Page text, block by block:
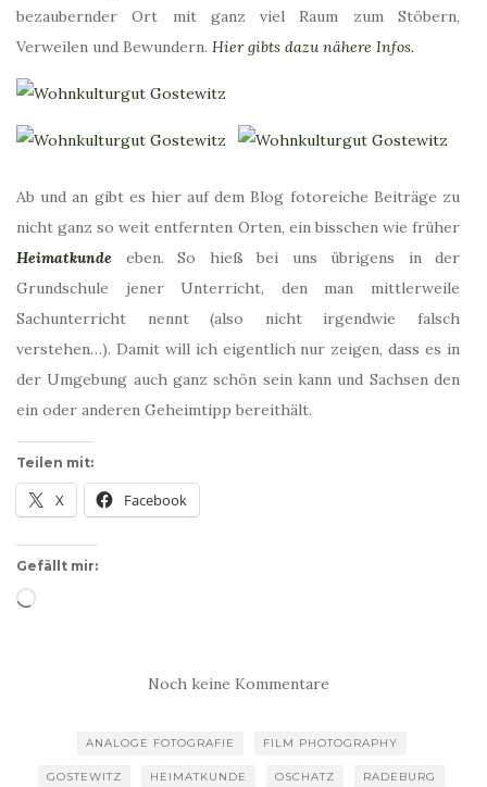
bezaubernder Ort mit ganz viel Raum zum Stöbern,
Verweilen und Bewundern. Hier gibts dazu nähere Infos.
Ab und an gibt es hier auf dem Blog fotoreiche Beiträge zu
nicht ganz so weit entfernten Orten, ein bisschen wie früher
Heimatkunde eben. So hieß bei uns übrigens in der
Grundschule jener Unterricht, den man mittlerweile
Sachunterricht nennt (also nicht irgendwie falsch
verstehen…). Damit will ich eigentlich nur zeigen, dass es in
der Umgebung auch ganz schön sein kann und Sachsen den
ein oder anderen Geheimtipp bereithält.
Teilen mit:
X Facebook
Gefällt mir:
Wird
Noch keine Kommentare
ANALOGE FOTOGRAFIE FILM PHOTOGRAPHY
GOSTEWITZ HEIMATKUNDE OSCHATZ RADEBURG